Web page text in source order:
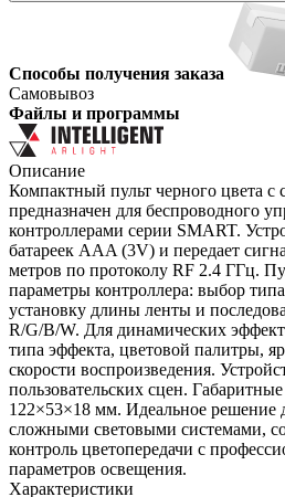
Способы получения заказа
Самовывоз
Файлы и программы
Описание
Компактный пульт черного цвета с
предназначен для беспроводного
контроллерами серии SMART.
батареек AAA (3V) и передает
метров по протоколу RF 2.4 ГГц.
параметры контроллера: выбор
установку длины ленты и
R/G/B/W. Для динамических
типа эффекта, цветовой палитры,
скорости воспроизведения.
пользовательских сцен.
122×53×18 мм. Идеальное решение
сложными световыми системами,
контроль цветопередачи с
параметров освещения.
Характеристики